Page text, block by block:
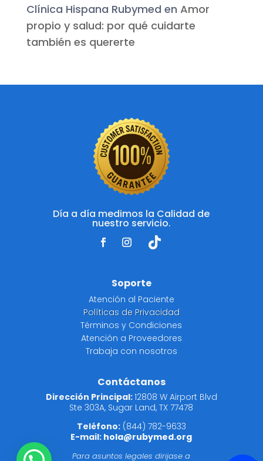
Clínica Hispana Rubymed en Amor
propio y salud: por qué cuidarte
también es quererte
Día a día medimos la Calidad de
nuestro servicio.
Soporte
Atención al Paciente
Políticas de Privacidad
Términos y Condiciones
Atención a Proveedores
Trabaja con nosotros
Contáctanos
Dirección Principal:12808 W Airport Blvd
Ste 303A, Sugar Land, TX 77478
Teléfono: (844) 782-9633
E-mail: hola@rubymed.org
Para asuntos legales dirijase a